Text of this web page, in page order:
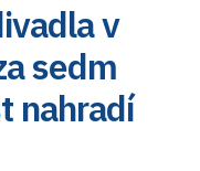
v
sedm
nahradí